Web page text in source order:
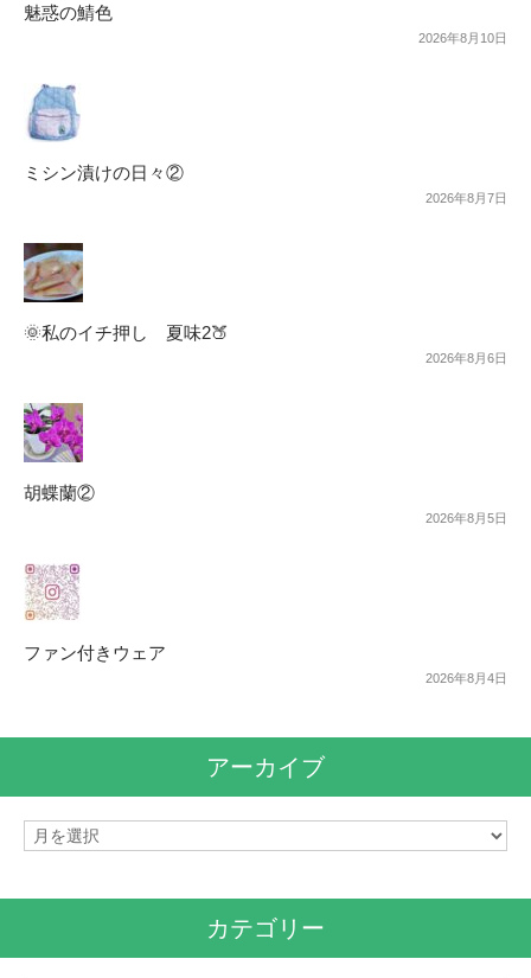
魅惑の鯖色
2026年8月10日
ミシン漬けの日々②
2026年8月7日
🌞私のイチ押し 夏味2🍑
2026年8月6日
胡蝶蘭②
2026年8月5日
ファン付きウェア
2026年8月4日
アーカイブ
ア
カテゴリー